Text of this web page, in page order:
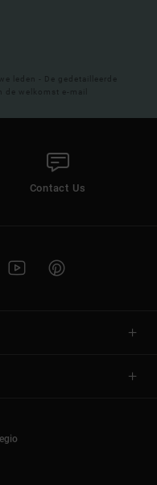
leden - De gedetailleerde
de welkomst e-mail
Contact Us